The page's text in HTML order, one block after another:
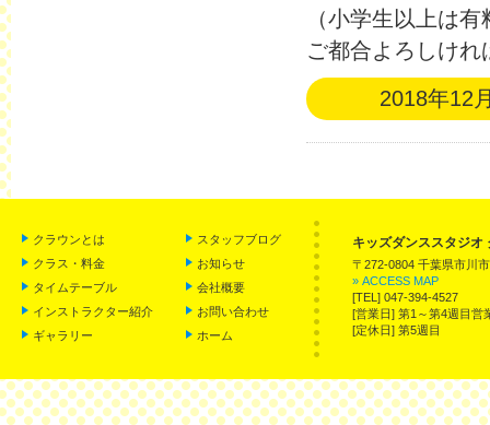
（小学生以上は有
ご都合よろしけ
2018年12
クラウンとは
クラス・料金
タイムテーブル
インストラクター紹介
ギャラリー
スタッフブログ
お知らせ
会社概要
お問い合わせ
ホーム
キッズダンススタジオ
〒272-0804 千葉県市川
» ACCESS MAP
[TEL] 047-394-4527
[営業日] 第1～第4週目営
[定休日] 第5週目